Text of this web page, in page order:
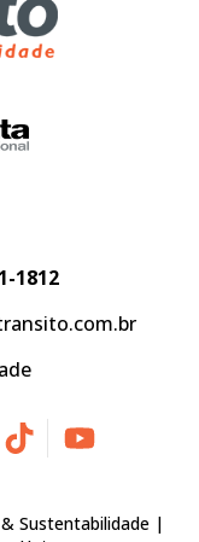
1812
Sustentabilidade |